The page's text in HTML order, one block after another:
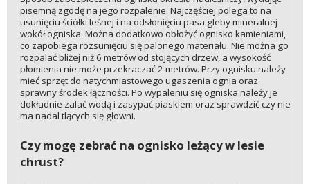
pisemną zgodę na jego rozpalenie. Najczęściej polega to na
usunięciu ściółki leśnej i na odsłonięciu pasa gleby mineralnej
wokół ogniska. Można dodatkowo obłożyć ognisko kamieniami,
co zapobiega rozsunięciu się palonego materiału. Nie można go
rozpalać bliżej niż 6 metrów od stojących drzew, a wysokość
płomienia nie może przekraczać 2 metrów. Przy ognisku należy
mieć sprzęt do natychmiastowego ugaszenia ognia oraz
sprawny środek łączności. Po wypaleniu się ogniska należy je
dokładnie zalać wodą i zasypać piaskiem oraz sprawdzić czy nie
ma nadal tlących się głowni.
Czy mogę zebrać na ognisko leżący w lesie
chrust?